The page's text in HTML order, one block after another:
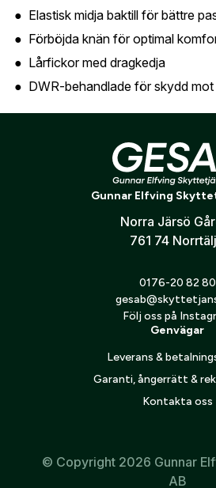
Elastisk midja baktill för bättre
Förböjda knän för optimal
Lårfickor med dragkedja
DWR-behandlade för skydd
Wax Finish – Vaximpregnering
och vattenavvisande samt extra
Stretch Inserts – Stretchpaneler
Se Härkilas storlekstabell under
Jag godkänner att mina
GESABs personuppgiftspolicy
Skicka
Gunnar Elfving
Norra Järsö
761 74
0176-20 82 80
Följ oss på
Genvägar
Leverans &
Garanti, ångerrätt &
Kontakta oss
© Copyright 2026 Gunnar
AB